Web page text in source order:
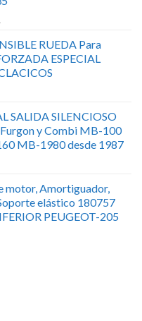
RUEDA Para
ESPECIAL
SALIDA SILENCIOSO
Furgon y Combi MB-100
MB-1980 desde 1987
motor, Amortiguador,
elástico 180757
PEUGEOT-205